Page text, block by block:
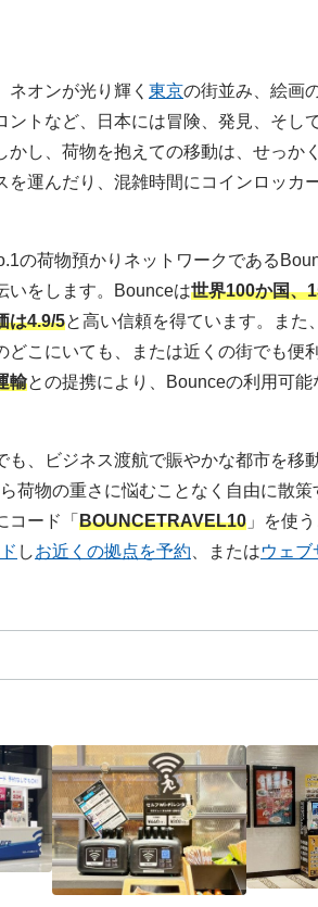
オンが光り輝く 東京の街並み、絵画
ントなど、日本には冒険、発見、そし
し、荷物を抱えての移動は、せっか
運んだり、混雑時間にコインロッカ
の荷物預かりネットワークである
いをします。Bounceは世界100か国、
は4.9/5と高い信頼を得ています。また
こにいても、または近くの街でも便
輸との提携により、Bounceの利用可
、ビジネス渡航で賑やかな都市を移
荷物の重さに悩むことなく自由に散策
ード「 BOUNCETRAVEL10 」を使
しお近くの拠点を予約 、またはウェブ